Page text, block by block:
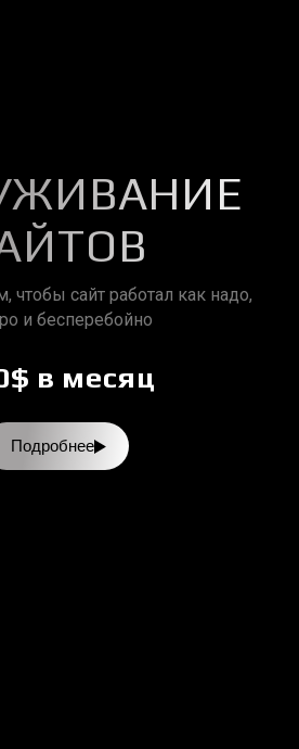
чтобы сайт работал как надо,
и бесперебойно
в месяц
Подробнее